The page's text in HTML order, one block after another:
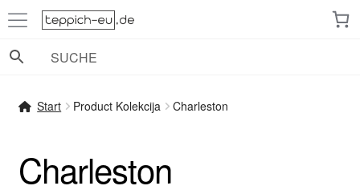
Zur
Navigation
springen
Zum
Inhalt
springen
Start Product Kolekcija Charleston
Charleston